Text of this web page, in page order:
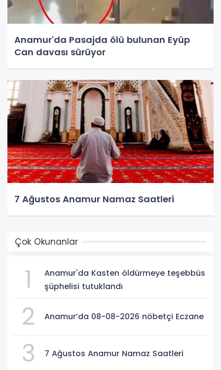
Anamur'da Pasajda ölü bulunan Eyüp
Can davası sürüyor
7 Ağustos Anamur Namaz Saatleri
Çok Okunanlar
1
Anamur'da Kasten öldürmeye teşebbüs
şüphelisi tutuklandı
2 Anamur’da 08-08-2026 nöbetçi Eczane
3 7 Ağustos Anamur Namaz Saatleri